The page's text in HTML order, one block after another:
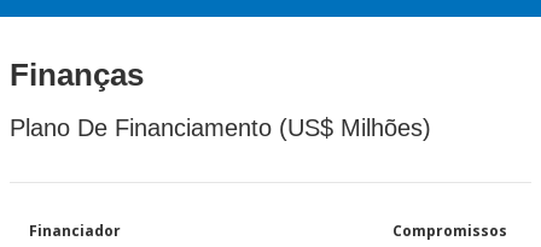
Finanças
Plano De Financiamento (US$ Milhões)
Financiador Compromissos